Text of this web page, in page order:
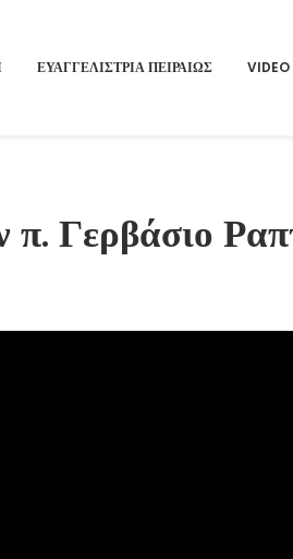
ΕΥΑΓΓΕΛΙΣΤΡΙΑ ΠΕΙΡΑΙΏΣ VIDEO
Γερβάσιο